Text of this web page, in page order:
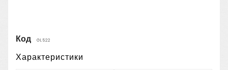
Код GL522
Характеристики